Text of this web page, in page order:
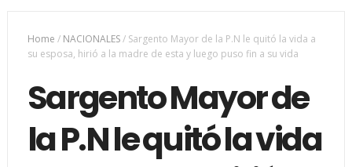
Home / NACIONALES/ Sargento Mayor de la P.N le quitó la vida a
su esposa, hirió a la madre de esta y luego puso fin a su vida
Sargento Mayor de
la P.N le quitó la vida